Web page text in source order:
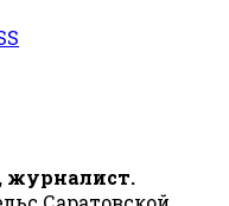
журналист.